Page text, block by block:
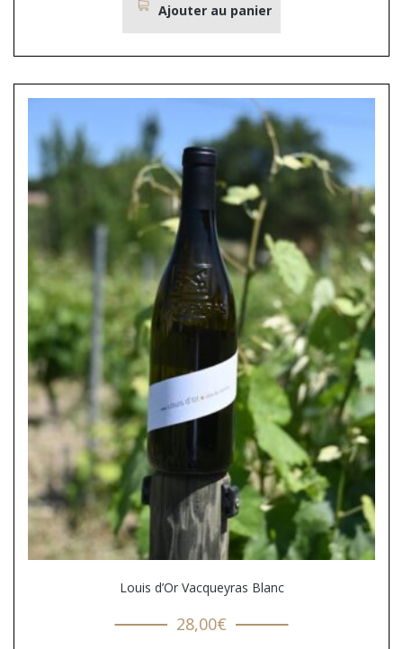
Ajouter au panier
Louis d’Or Vacqueyras Blanc
28,00€